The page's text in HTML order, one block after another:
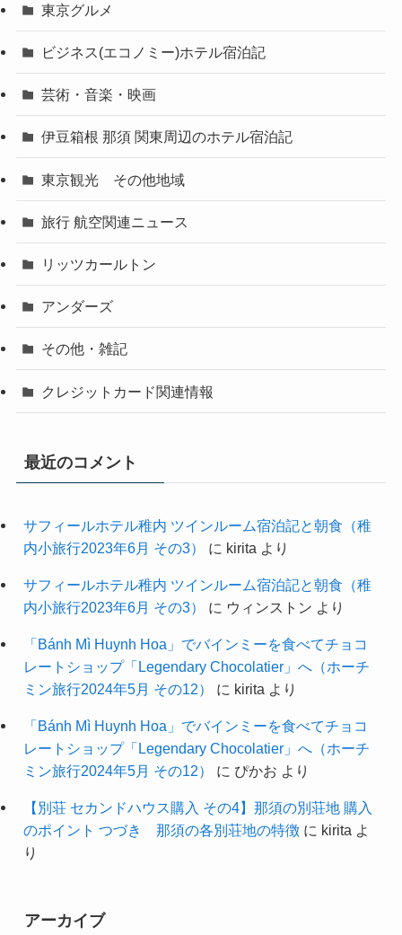
東京グルメ
ビジネス(エコノミー)ホテル宿泊記
芸術・音楽・映画
伊豆箱根 那須 関東周辺のホテル宿泊記
東京観光 その他地域
旅行 航空関連ニュース
リッツカールトン
アンダーズ
その他・雑記
クレジットカード関連情報
最近のコメント
サフィールホテル稚内 ツインルーム宿泊記と朝食（稚
内小旅行2023年6月 その3）
に kirita より
サフィールホテル稚内 ツインルーム宿泊記と朝食（稚
内小旅行2023年6月 その3）
に ウィンストン より
「Bánh Mì Huynh Hoa」でバインミーを食べてチョコ
レートショップ「Legendary Chocolatier」へ（ホーチ
ミン旅行2024年5月 その12）
に kirita より
「Bánh Mì Huynh Hoa」でバインミーを食べてチョコ
レートショップ「Legendary Chocolatier」へ（ホーチ
ミン旅行2024年5月 その12）
に ぴかお より
【別荘 セカンドハウス購入 その4】那須の別荘地 購入
のポイント つづき 那須の各別荘地の特徴に kirita よ
り
アーカイブ